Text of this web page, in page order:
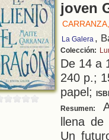
joven
La Galera ,
Colección:
De 14 a
240 p.;
papel;
Resumen:
llena de
Un